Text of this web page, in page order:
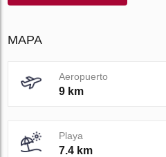
MAPA
Aeropuerto
9 km
Playa
7.4 km